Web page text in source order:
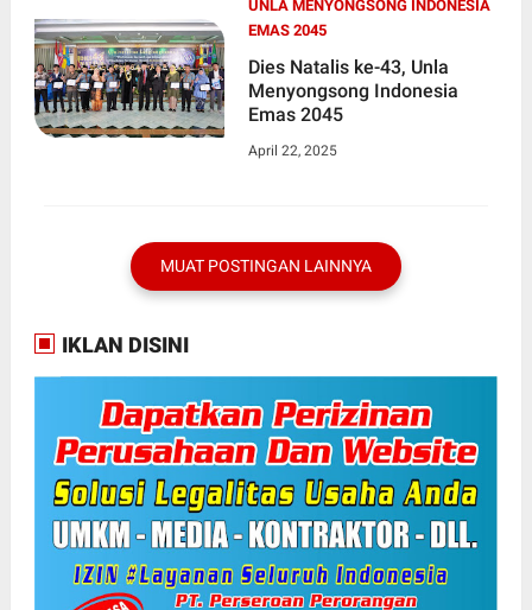
UNLA MENYONGSONG INDONESIA
EMAS 2045
Dies Natalis ke-43, Unla
Menyongsong Indonesia
Emas 2045
April 22, 2025
MUAT POSTINGAN LAINNYA
IKLAN DISINI